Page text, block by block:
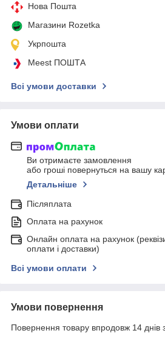
Нова Пошта
Магазини Rozetka
Укрпошта
Meest ПОШТА
Всі умови доставки
Умови оплати
Ви отримаєте замовлення
або гроші повернуться на вашу
Детальніше
Післяплата
Оплата на рахунок
Онлайн оплата на рахунок
оплати і доставки)
Всі умови оплати
Умови повернення
Повернення товару впродовж 14 днів